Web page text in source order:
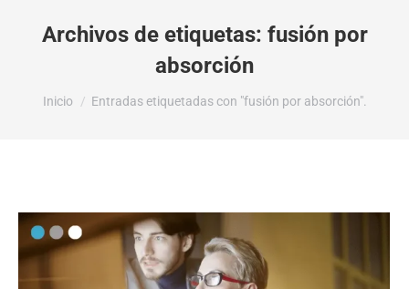
Archivos de etiquetas: fusión por
absorción
Estás aquí:
Inicio Entradas etiquetadas con "fusión por absorción".